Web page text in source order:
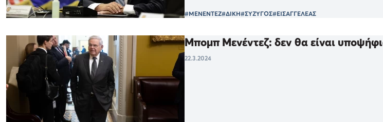
#ΜΕΝΕΝΤΕΖ#ΔΙΚΗ#ΣΥΖΥΓΟΣ#ΕΙΣΑΓΓΕΛΕΑΣ
Μπομπ Μενέντεζ: δεν θα είναι
22.3.2024